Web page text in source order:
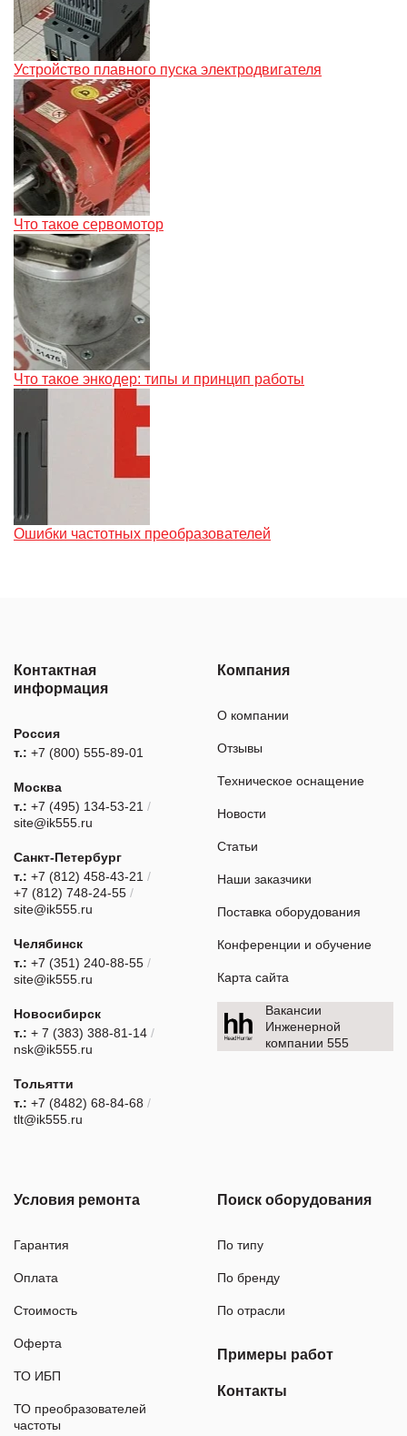
Устройство плавного пуска электродвигателя
Что такое сервомотор
Что такое энкодер: типы и принцип работы
Ошибки частотных преобразователей
Контактная
информация
Россия
т.: +7 (800) 555-89-01
Москва
т.: +7 (495) 134-53-21 /
site@ik555.ru
Санкт-Петербург
т.: +7 (812) 458-43-21 /
+7 (812) 748-24-55 /
site@ik555.ru
Челябинск
т.: +7 (351) 240-88-55 /
site@ik555.ru
Новосибирск
т.: + 7 (383) 388-81-14 /
nsk@ik555.ru
Тольятти
т.: +7 (8482) 68-84-68 /
tlt@ik555.ru
Компания
О компании
Отзывы
Техническое оснащение
Новости
Статьи
Наши заказчики
Поставка оборудования
Конференции и обучение
Карта сайта
Вакансии
Инженерной
компании 555
Условия ремонта
Гарантия
Оплата
Стоимость
Оферта
ТО ИБП
ТО преобразователей
частоты
Поиск оборудования
По типу
По бренду
По отрасли
Примеры работ
Контакты